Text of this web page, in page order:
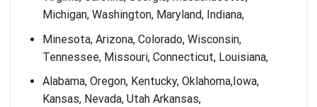
Michigan, Washington, Maryland, Indiana,
Minesota, Arizona, Colorado, Wisconsin,
Tennessee, Missouri, Connecticut, Louisiana,
Alabama, Oregon, Kentucky, Oklahoma,Iowa,
Kansas, Nevada, Utah Arkansas,